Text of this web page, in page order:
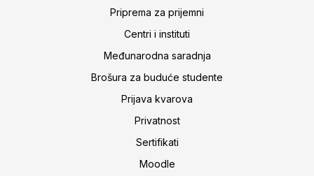
Priprema za prijemni
Centri i instituti
Međunarodna saradnja
Brošura za buduće studente
Prijava kvarova
Privatnost
Sertifikati
Moodle